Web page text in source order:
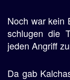
Noch war kein
schlugen die
jeden Angriff
Da gab